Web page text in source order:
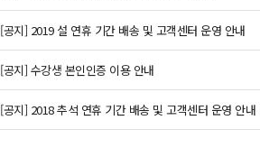
[공지] 2019 설 연휴 기간 배송 및 고객센터 운영 안내
[공지] 수강생 본인인증 이용 안내
[공지] 2018 추석 연휴 기간 배송 및 고객센터 운영 안내